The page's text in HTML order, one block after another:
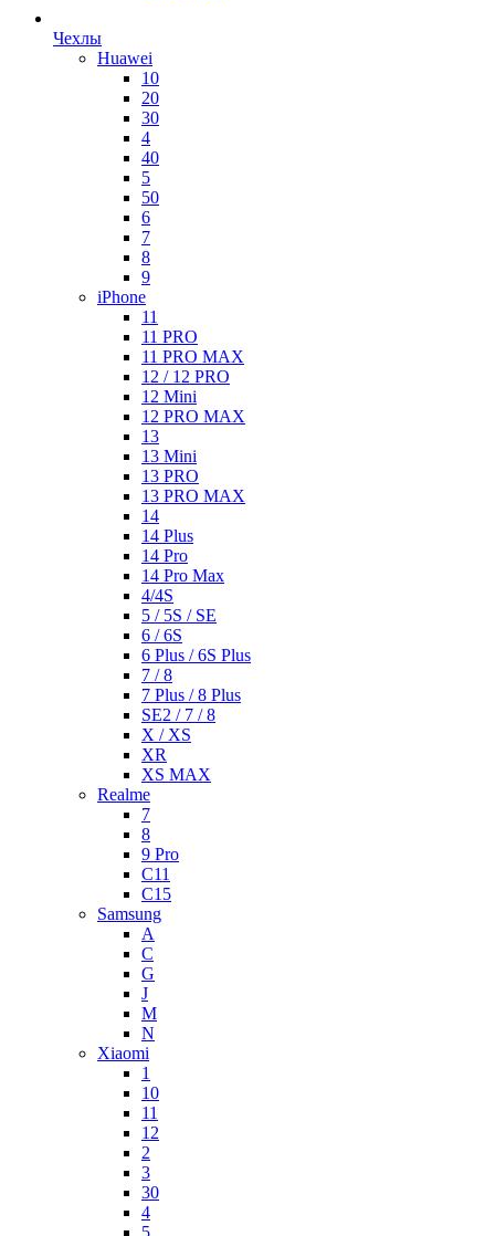
Чехлы
Huawei
10
20
30
4
40
5
50
6
7
8
9
iPhone
11
11 PRO
11 PRO MAX
12 / 12 PRO
12 Mini
12 PRO MAX
13
13 Mini
13 PRO
13 PRO MAX
14
14 Plus
14 Pro
14 Pro Max
4/4S
5 / 5S / SE
6 / 6S
6 Plus / 6S Plus
7 / 8
7 Plus / 8 Plus
SE2 / 7 / 8
X / XS
XR
XS MAX
Realme
7
8
9 Pro
C11
C15
Samsung
A
C
G
J
M
N
Xiaomi
1
10
11
12
2
3
30
4
5